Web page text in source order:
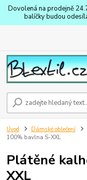
Dovolená na prodejně
balíčky budou
Úvod Dámské oblečení
100% bavlna S-XXL
Plátěné
XXL